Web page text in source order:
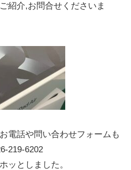
紹介,お問合せくださいま
電話や問い合わせフォームも
219-6202
ッとしました。